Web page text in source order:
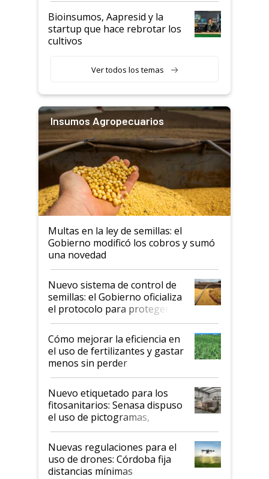
Bioinsumos, Aapresid y la
startup que hace rebrotar los
cultivos
Ver todos los temas
Insumos Agropecuarios
Multas en la ley de semillas: el
Gobierno modificó los cobros y sumó
una novedad
Nuevo sistema de control de
semillas: el Gobierno oficializa
el protocolo para proteger la
propiedad intelectual
Cómo mejorar la eficiencia en
el uso de fertilizantes y gastar
menos sin perder
productividad en la campaña
fina
Nuevo etiquetado para los
fitosanitarios: Senasa dispuso
el uso de pictogramas,
palabras de advertencia e
indicaciones
Nuevas regulaciones para el
uso de drones: Córdoba fija
distancias mínimas